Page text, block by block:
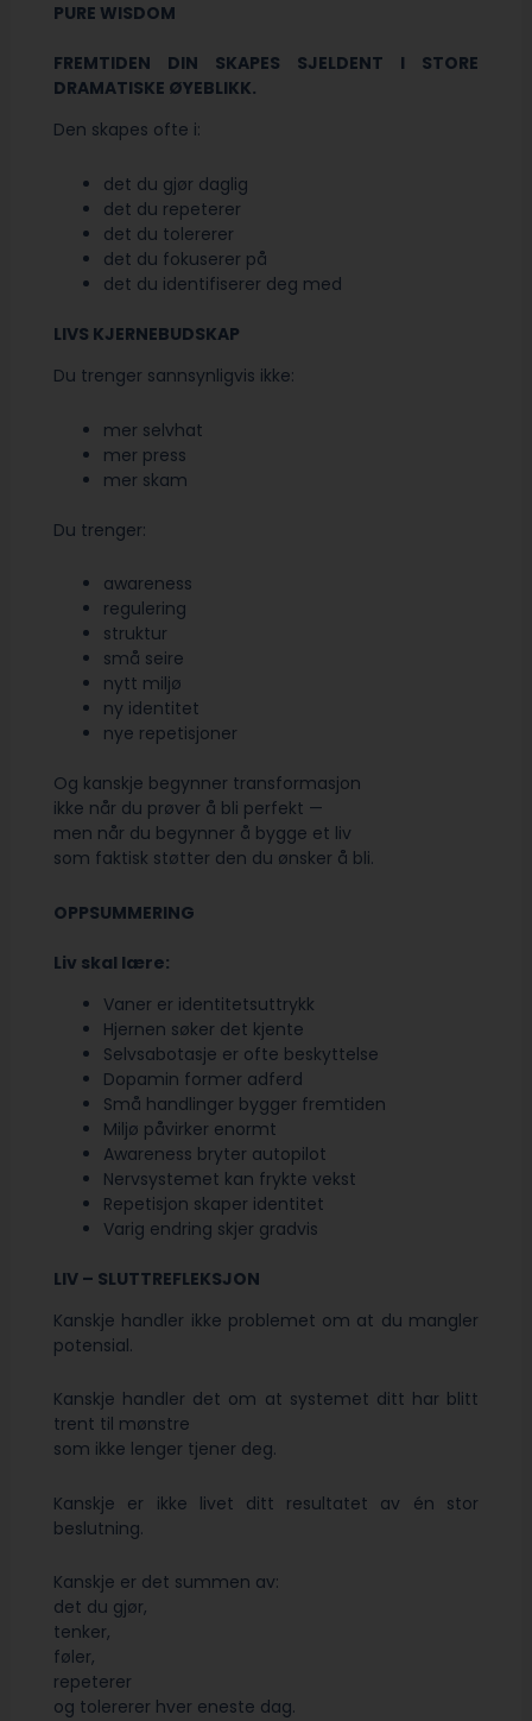
PURE WISDOM
FREMTIDEN DIN SKAPES SJELDENT I STORE
DRAMATISKE ØYEBLIKK.
Den skapes ofte i:
det du gjør daglig
det du repeterer
det du tolererer
det du fokuserer på
det du identifiserer deg med
LIVS KJERNEBUDSKAP
Du trenger sannsynligvis ikke:
mer selvhat
mer press
mer skam
Du trenger:
awareness
regulering
struktur
små seire
nytt miljø
ny identitet
nye repetisjoner
Og kanskje begynner transformasjon
ikke når du prøver å bli perfekt —
men når du begynner å bygge et liv
som faktisk støtter den du ønsker å bli.
OPPSUMMERING
Liv skal lære:
Vaner er identitetsuttrykk
Hjernen søker det kjente
Selvsabotasje er ofte beskyttelse
Dopamin former adferd
Små handlinger bygger fremtiden
Miljø påvirker enormt
Awareness bryter autopilot
Nervsystemet kan frykte vekst
Repetisjon skaper identitet
Varig endring skjer gradvis
LIV – SLUTTREFLEKSJON
Kanskje handler ikke problemet om at du mangler
potensial.
Kanskje handler det om at systemet ditt har blitt
trent til mønstre
som ikke lenger tjener deg.
Kanskje er ikke livet ditt resultatet av én stor
beslutning.
Kanskje er det summen av:
det du gjør,
tenker,
føler,
repeterer
og tolererer hver eneste dag.